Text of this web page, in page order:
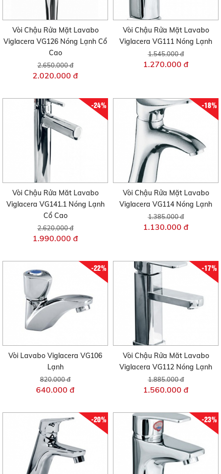
Vòi Chậu Rửa Mặt Lavabo
Viglacera VG126 Nóng Lạnh Cổ
Cao
2.650.000 đ
2.020.000 đ
Vòi Chậu Rửa Mặt Lavabo
Viglacera VG111 Nóng Lạnh
1.545.000 đ
1.270.000 đ
-24%
Vòi Chậu Rửa Măt Lavabo
Viglacera VG141.1 Nóng Lạnh
Cổ Cao
2.620.000 đ
1.990.000 đ
-18%
Vòi Chậu Rửa Mặt Lavabo
Viglacera VG114 Nóng Lạnh
1.385.000 đ
1.130.000 đ
-22%
Vòi Lavabo Viglacera VG106
Lạnh
820.000 đ
640.000 đ
-17%
Vòi Chậu Rửa Măt Lavabo
Viglacera VG112 Nóng Lạnh
1.885.000 đ
1.560.000 đ
-20% -23%